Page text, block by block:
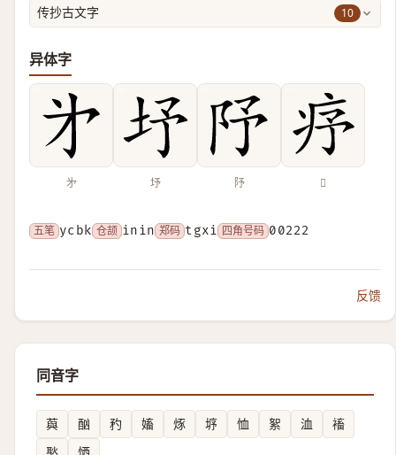
传抄古文字 10
异体字
㐧 㘧 䦽 𤵈
五笔 ycbk 仓颉 inin 郑码 tgxi 四角号码 00222
反馈
同音字
藇 酗 䂆 㜅 烼 垿 恤 絮 洫
䙒